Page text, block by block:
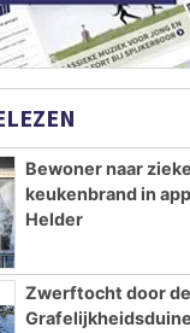
Bewoner naar
keukenbrand in
Helder
Zwerftocht door de